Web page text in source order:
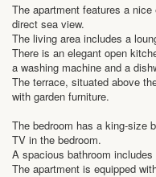
The apartment features a
direct sea view.
The living area includes a
There is an elegant open
a washing machine and a
The terrace, situated above
with garden furniture.
The bedroom has a king-size
TV in the bedroom.
A spacious bathroom
The apartment is equipped